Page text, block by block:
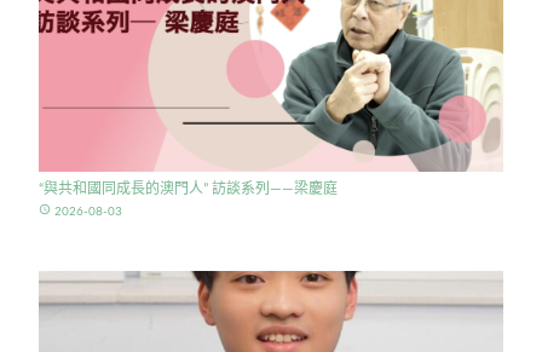
“與共和國同成長的澳門人” 訪談系列——梁慶庭
access_time 2026-08-03